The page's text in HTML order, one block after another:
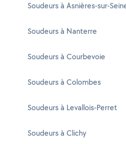
Soudeurs à Asnières-sur-
Soudeurs à Nanterre
Soudeurs à Courbevoie
Soudeurs à Colombes
Soudeurs à Levallois-Perret
Soudeurs à Clichy